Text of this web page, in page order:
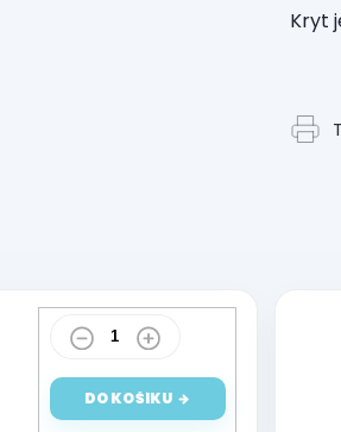
Kryt
DO KOŠÍKU